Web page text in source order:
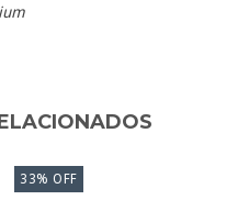
33% OFF